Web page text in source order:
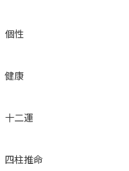
個性
健康
十二運
四柱推命